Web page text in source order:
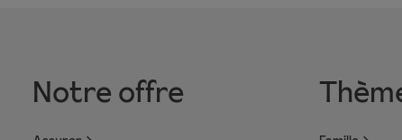
Notre offre